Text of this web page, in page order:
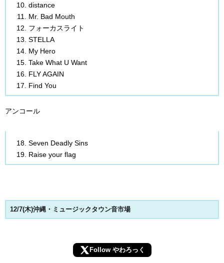
distance
Mr. Bad Mouth
フォーカスライト
STELLA
My Hero
Take What U Want
FLY AGAIN
Find You
アンコール
Seven Deadly Sins
Raise your flag
12/7(木)沖縄・ミュージックタウン音市場
Follow やわろっく